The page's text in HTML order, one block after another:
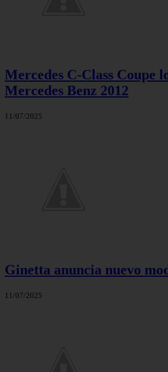
Mercedes C-Class Coupe
Mercedes Benz 2012
11/07/2025
Ginetta anuncia nuevo
11/07/2025